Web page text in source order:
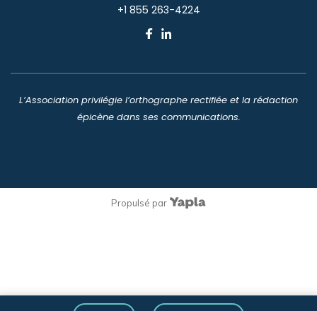
+1 855 263-4224
L’Association privilégie l’orthographe rectifiée et la rédaction
épicène dans ses communications.
Propulsé par